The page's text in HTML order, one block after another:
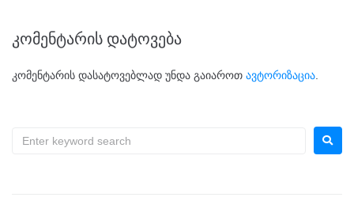
კომენტარის დატოვება
კომენტარის დასატოვებლად უნდა გაიაროთ ავტორიზაცია.